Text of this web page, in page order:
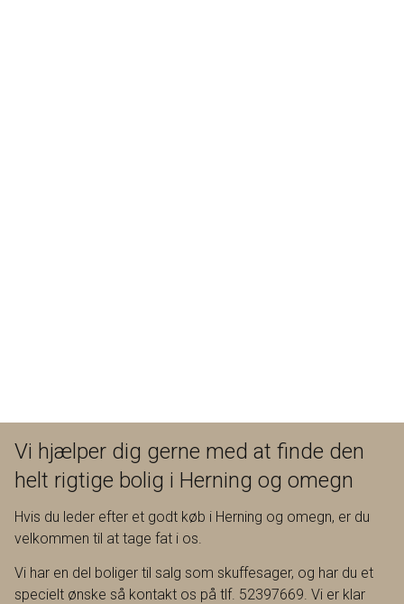
Vi hjælper dig gerne med at finde den
helt rigtige bolig i Herning og omegn
Hvis du leder efter et godt køb i Herning og omegn, er du
velkommen til at tage fat i os.
Vi har en del boliger til salg som skuffesager, og har du et
specielt ønske så kontakt os på tlf. 52397669. Vi er klar